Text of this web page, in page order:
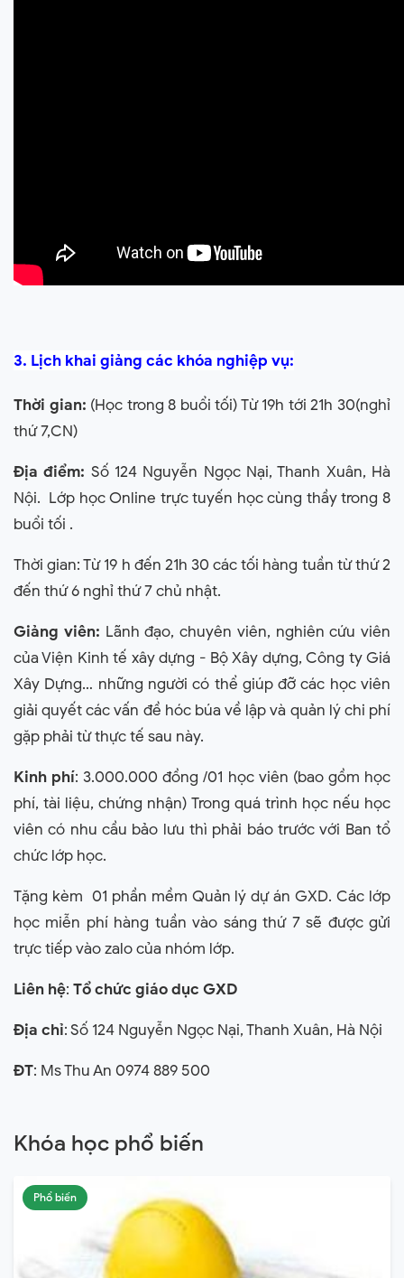
3. Lịch khai giảng các khóa nghiệp vụ:
Thời gian: (Học trong 8 buổi tối) Từ 19h tới 21h 30(nghỉ
thứ 7,CN)
Địa điểm: Số 124 Nguyễn Ngọc Nại, Thanh Xuân, Hà
Nội. Lớp học Online trực tuyến học cùng thầy trong 8
buổi tối .
Thời gian: Từ 19 h đến 21h 30 các tối hàng tuần từ thứ 2
đến thứ 6 nghỉ thứ 7 chủ nhật.
Giảng viên: Lãnh đạo, chuyên viên, nghiên cứu viên
của Viện Kinh tế xây dựng - Bộ Xây dựng, Công ty Giá
Xây Dựng… những người có thể giúp đỡ các học viên
giải quyết các vấn đề hóc búa về lập và quản lý chi phí
gặp phải từ thực tế sau này.
Kinh phí: 3.000.000 đồng /01 học viên (bao gồm học
phí, tài liệu, chứng nhận) Trong quá trình học nếu học
viên có nhu cầu bảo lưu thì phải báo trước với Ban tổ
chức lớp học.
Tặng kèm 01 phần mềm Quản lý dự án GXD. Các lớp
học miễn phí hàng tuần vào sáng thứ 7 sẽ được gửi
trực tiếp vào zalo của nhóm lớp.
Liên hệ: Tổ chức giáo dục GXD
Địa chỉ: Số 124 Nguyễn Ngọc Nại, Thanh Xuân, Hà Nội
ĐT: Ms Thu An 0974 889 500
Khóa học phổ biến
Phổ biến